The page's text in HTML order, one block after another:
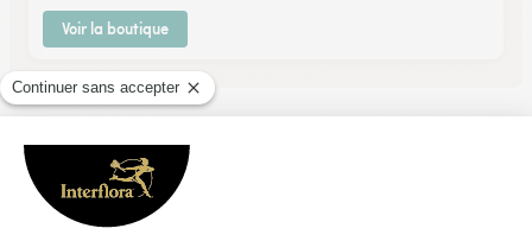
Voir la boutique
Ils ont fait livrer des fleurs ou une plante à
Saint-Julien-des-Points